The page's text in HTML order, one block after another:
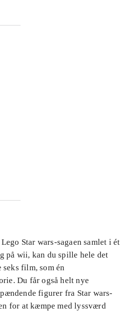
Star wars-sagaen samlet i ét
på wii, kan du spille hele det
film, som én
Du får også helt nye
figurer fra Star wars-
for at kæmpe med lyssværd